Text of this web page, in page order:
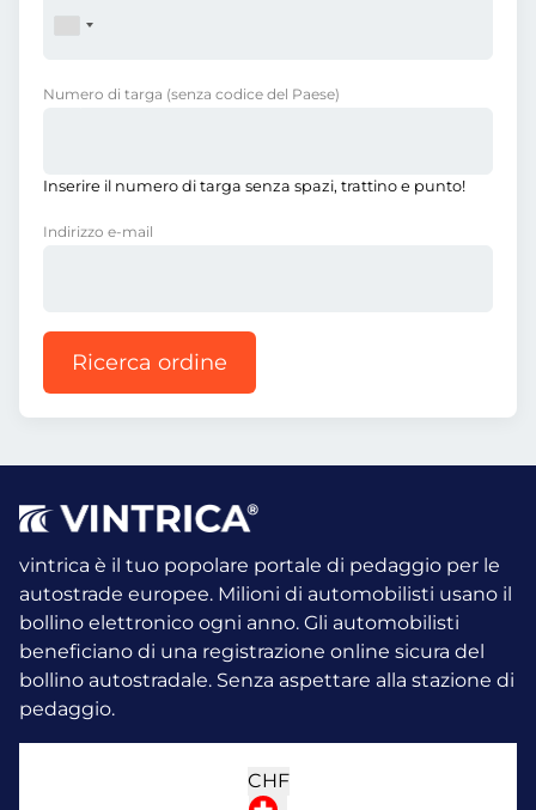
Numero di targa (senza codice del Paese)
Inserire il numero di targa senza spazi, trattino e punto!
Indirizzo e-mail
Ricerca ordine
vintrica è il tuo popolare portale di pedaggio per le
autostrade europee. Milioni di automobilisti usano il
bollino elettronico ogni anno. Gli automobilisti
beneficiano di una registrazione online sicura del
bollino autostradale. Senza aspettare alla stazione di
pedaggio.
CHF